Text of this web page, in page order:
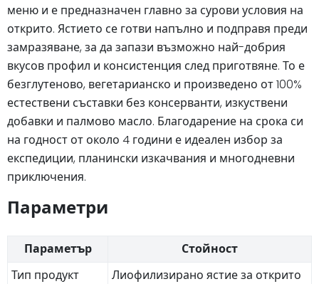
меню и е предназначен главно за сурови условия на
открито. Ястието се готви напълно и подправя преди
замразяване, за да запази възможно най-добрия
вкусов профил и консистенция след приготвяне. То е
безглутеново, вегетарианско и произведено от 100%
естествени съставки без консерванти, изкуствени
добавки и палмово масло. Благодарение на срока си
на годност от около 4 години е идеален избор за
експедиции, планински изкачвания и многодневни
приключения.
Параметри
Параметър
Стойност
Тип продукт
Лиофилизирано ястие за открито